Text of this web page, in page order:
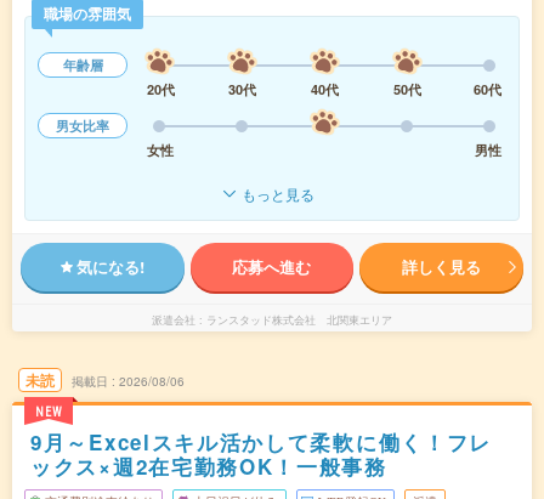
職場の雰囲気
年齢層
20代
30代 40代 50代
60代
男女比率
女性
男性
もっと見る
気になる! 応募へ進む 詳しく見る
派遣会社 ランスタッド株式会社 北関東エリア
未読
NEW
掲載日 2026/08/06
9月～Excelスキル活かして柔軟に働く！フレ
ックス×週2在宅勤務OK！一般事務